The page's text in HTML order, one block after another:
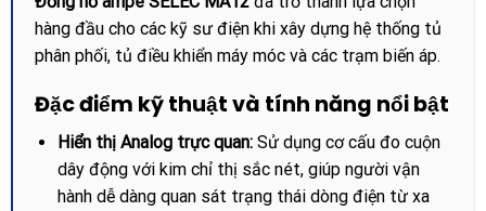
hàng đầu cho các kỹ sư điện khi xây dựng hệ thống tủ
phân phối, tủ điều khiển máy móc và các trạm biến áp.
Đặc điểm kỹ thuật và tính năng nổi bật
Hiển thị Analog trực quan:Sử dụng cơ cấu đo cuộn
dây động với kim chỉ thị sắc nét, giúp người vận
hành dễ dàng quan sát trạng thái dòng điện từ xa